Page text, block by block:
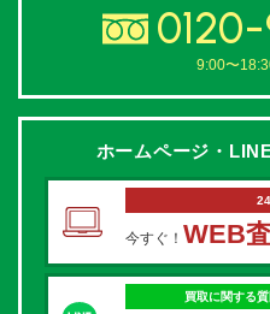
9:00〜
ホームページ・
今すぐ！ WEB
買取に関する